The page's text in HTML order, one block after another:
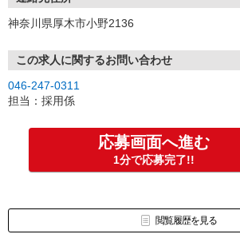
神奈川県厚木市小野2136
この求人に関するお問い合わせ
046-247-0311
担当：採用係
応募画面へ進む
1分で応募完了!!
閲覧履歴を見る